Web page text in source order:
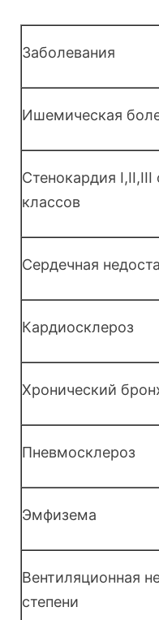
Заболевания
Ишемическая
Стенокардия
классов
Сердечная
Кардиосклероз
Хронический
Пневмосклероз
Эмфизема
Вентиляционная
степени